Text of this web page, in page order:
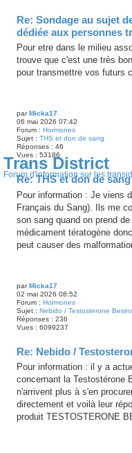
Trans District
Forum d'information sur les
Re: Sondage au sujet
dédiée aux personnes
Pour etre dans le milieu
trouve que c'est une très
pour transmettre vos futurs
parMicka17
06 mai 2026 07:42
Forum : Hormones
Sujet : THS et don de sang
Réponses : 46
Vues : 53186
Re: THS et don de sang
Pour information : Je viens
Français du Sang). Ils me
son sang quand on prend
médicament tératogène
peut causer des
parMicka17
02 mai 2026 08:52
Forum : Hormones
Sujet : Nebido / Testosterone
Réponses : 236
Vues : 6099237
Re: Nebido /
Pour information : il y a
concernant la Testostérone
n'arrivent plus à s'en
directement et voilà leur
produit TESTOSTERONE